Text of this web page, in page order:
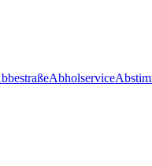
Abholservice